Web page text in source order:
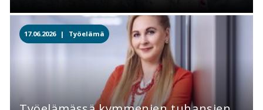
17.06.2026 | Työelämä